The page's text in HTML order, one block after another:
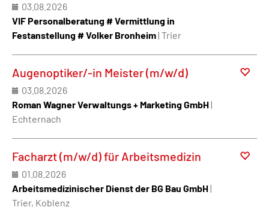
03.08.2026
VIF Personalberatung # Vermittlung in
Festanstellung # Volker Bronheim| Trier
Augenoptiker/-in Meister (m/w/d)
03.08.2026
Roman Wagner Verwaltungs + Marketing GmbH|
Echternach
Facharzt (m/w/d) für Arbeitsmedizin
01.08.2026
Arbeitsmedizinischer Dienst der BG Bau GmbH|
Trier, Koblenz